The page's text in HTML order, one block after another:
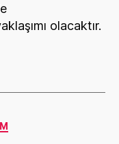
olacaktır.